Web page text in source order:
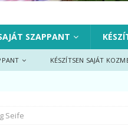
SZAPPANT
KÉSZÍTSEN SAJÁT
Seife